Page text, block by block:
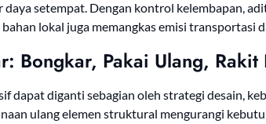
daya setempat. Dengan kontrol kelembapan,
lokal juga memangkas emisi transportasi
Bongkar, Pakai Ulang, Rakit
dapat diganti sebagian oleh strategi desain,
ulang elemen struktural mengurangi